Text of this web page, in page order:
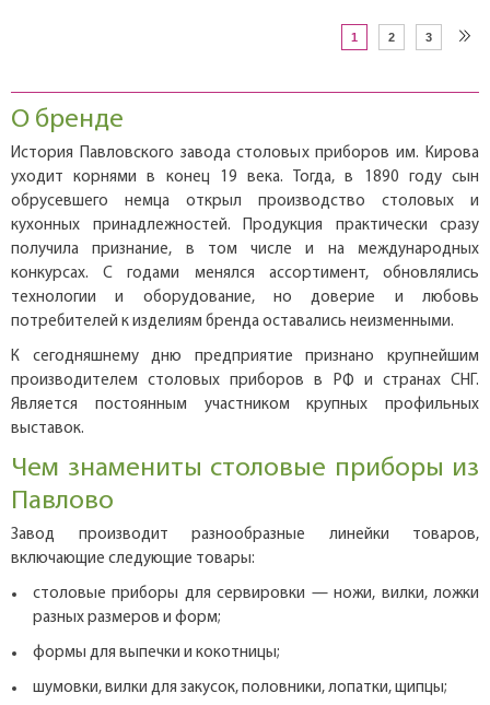
1 2 3
О бренде
История Павловского завода столовых приборов им. Кирова
уходит корнями в конец 19 века. Тогда, в 1890 году сын
обрусевшего немца открыл производство столовых и
кухонных принадлежностей. Продукция практически сразу
получила признание, в том числе и на международных
конкурсах. С годами менялся ассортимент, обновлялись
технологии и оборудование, но доверие и любовь
потребителей к изделиям бренда оставались неизменными.
К сегодняшнему дню предприятие признано крупнейшим
производителем столовых приборов в РФ и странах СНГ.
Является постоянным участником крупных профильных
выставок.
Чем знамениты столовые приборы из
Павлово
Завод производит разнообразные линейки товаров,
включающие следующие товары:
столовые приборы для сервировки — ножи, вилки, ложки
разных размеров и форм;
формы для выпечки и кокотницы;
шумовки, вилки для закусок, половники, лопатки, щипцы;